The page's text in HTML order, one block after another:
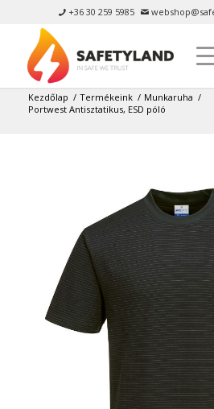
 +36 30 259 5985 
Kezdőlap / Termékeink / Munkaruha /
Portwest Antisztatikus, ESD póló